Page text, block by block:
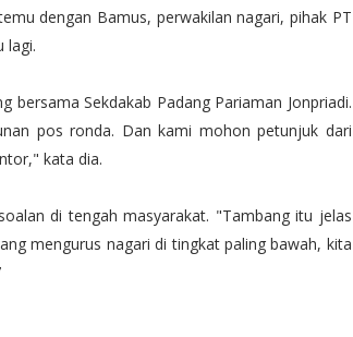
dengan Bamus, perwakilan nagari, pihak PT
lagi.
bersama Sekdakab Padang Pariaman Jonpriadi.
pos ronda. Dan kami mohon petunjuk dari
kata dia.
di tengah masyarakat. "Tambang itu jelas
mengurus nagari di tingkat paling bawah, kita